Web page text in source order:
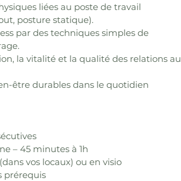
liées au poste de travail
posture statique).
par des techniques simples de
la vitalité et la qualité des relations au
être durables dans le quotidien
– 45 minutes à 1h
vos locaux) ou en visio
prérequis